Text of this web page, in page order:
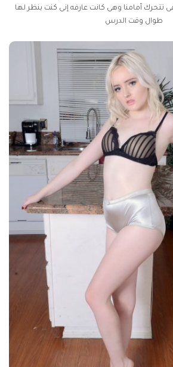
تتحرك أمامنا وهى كانت عارفه إنى كنت بنظر لها
طوال وقت الدرس